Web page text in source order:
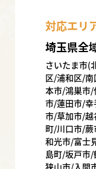
対応エリ
埼玉県全
さいたま市(
区/浦和区/
本市/鴻巣市
市/蓮田市/
市/草加市/
町/川口市/
和光市/富士
島町/坂戸市